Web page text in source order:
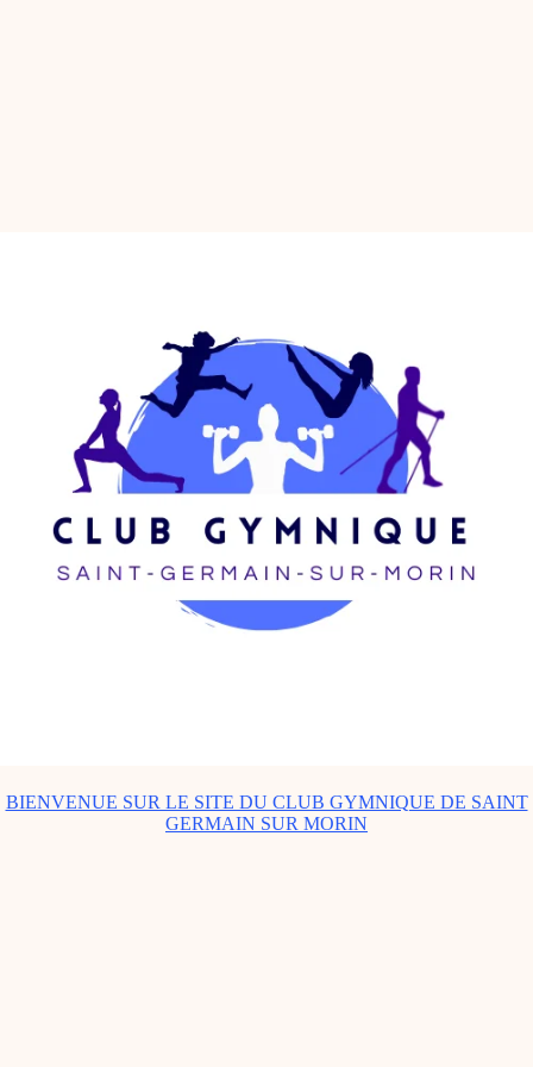
BIENVENUE SUR LE SITE DU CLUB GYMNIQUE DE SAINT
GERMAIN SUR MORIN